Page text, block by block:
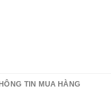
TIN MUA HÀNG